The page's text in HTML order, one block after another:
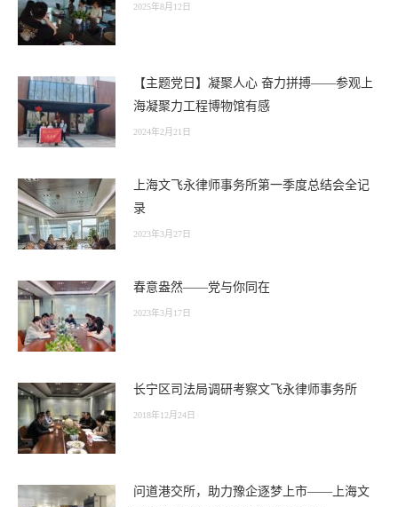
2025年8月12日
【主题党日】凝聚人心 奋力拼搏——参观上
海凝聚力工程博物馆有感
2024年2月21日
上海文飞永律师事务所第一季度总结会全记
录
2023年3月27日
春意盎然——党与你同在
2023年3月17日
长宁区司法局调研考察文飞永律师事务所
2018年12月24日
问道港交所，助力豫企逐梦上市——上海文